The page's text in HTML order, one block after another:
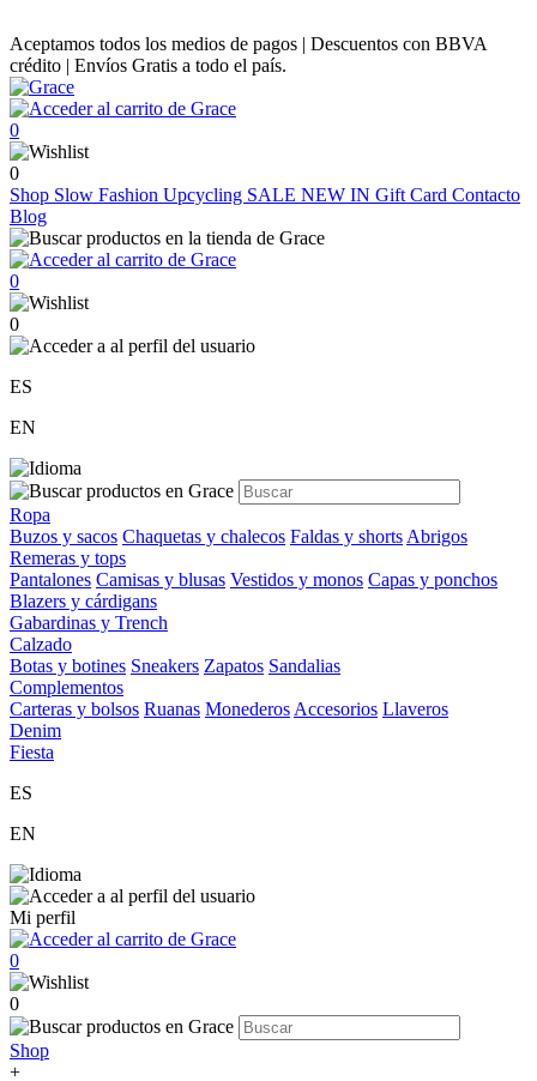
Aceptamos todos los medios de pagos | Descuentos con BBVA
crédito | Envíos Gratis a todo el país.
0
0
Shop Slow Fashion Upcycling SALE NEW IN Gift Card Contacto
Blog
0
0
ES
EN
Ropa
Buzos y sacos Chaquetas y chalecos Faldas y shorts Abrigos
Remeras y tops
Pantalones Camisas y blusas Vestidos y monos Capas y ponchos
Blazers y cárdigans
Gabardinas y Trench
Calzado
Botas y botines Sneakers Zapatos Sandalias
Complementos
Carteras y bolsos Ruanas Monederos Accesorios Llaveros
Denim
Fiesta
ES
EN
Mi perfil
0
0
Shop
+